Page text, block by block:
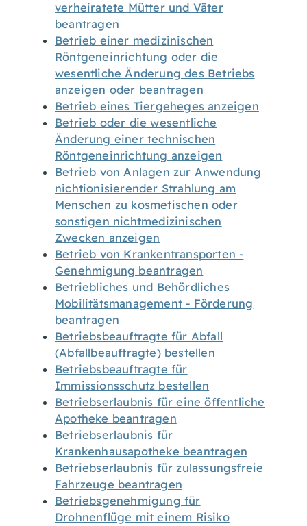
verheiratete Mütter und Väter
beantragen
Betrieb einer medizinischen
Röntgeneinrichtung oder die
wesentliche Änderung des Betriebs
anzeigen oder beantragen
Betrieb eines Tiergeheges anzeigen
Betrieb oder die wesentliche
Änderung einer technischen
Röntgeneinrichtung anzeigen
Betrieb von Anlagen zur Anwendung
nichtionisierender Strahlung am
Menschen zu kosmetischen oder
sonstigen nichtmedizinischen
Zwecken anzeigen
Betrieb von Krankentransporten -
Genehmigung beantragen
Betriebliches und Behördliches
Mobilitätsmanagement - Förderung
beantragen
Betriebsbeauftragte für Abfall
(Abfallbeauftragte) bestellen
Betriebsbeauftragte für
Immissionsschutz bestellen
Betriebserlaubnis für eine öffentliche
Apotheke beantragen
Betriebserlaubnis für
Krankenhausapotheke beantragen
Betriebserlaubnis für zulassungsfreie
Fahrzeuge beantragen
Betriebsgenehmigung für
Drohnenflüge mit einem Risiko